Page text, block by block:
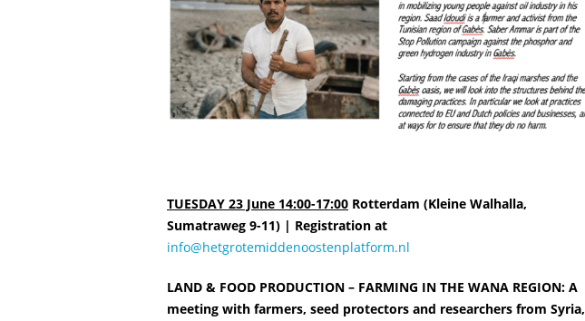
TUESDAY 23 June 14:00-17:00 Rotterdam (Kleine Walhalla,
Sumatraweg 9-11) | Registration at
info@hetgrotemiddenoostenplatform.nl
LAND & FOOD PRODUCTION – FARMING IN THE WANA REGION: A
meeting with farmers, seed protectors and researchers from Syria,